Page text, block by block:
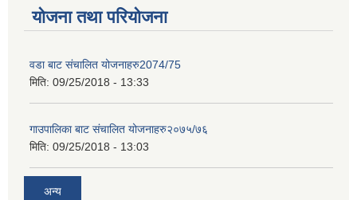
योजना तथा परियोजना
वडा बाट संचालित योजनाहरु2074/75
मिति: 09/25/2018 - 13:33
गाउपालिका बाट संचालित योजनाहरु२०७५/७६
मिति: 09/25/2018 - 13:03
अन्य